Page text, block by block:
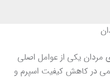
مردان یکی از عوامل اصلی
در کاهش کیفیت اسپرم و